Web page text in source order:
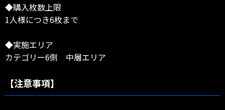
◆購入枚数上限
1人様につき6枚まで
◆実施エリア
カテゴリー6側 中層エリア
【注意事項】